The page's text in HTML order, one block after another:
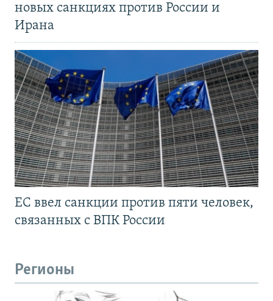
новых санкциях против России и
Ирана
ЕС ввел санкции против пяти человек,
связанных с ВПК России
Регионы